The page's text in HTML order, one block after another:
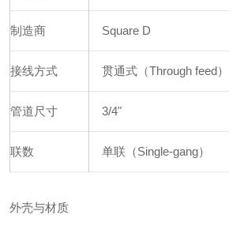
制造商 Square D
接线方式 贯通式（Through feed）
管道尺寸 3/4"
联数 单联（Single-gang）
外壳与材质